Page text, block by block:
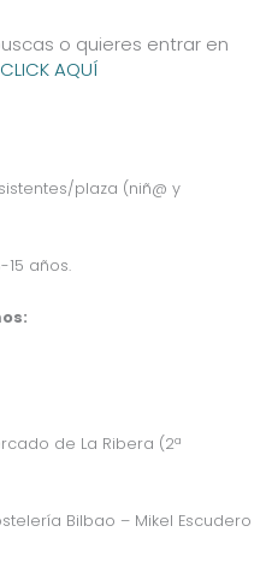
o quieres entrar en
AQUÍ
plaza (niñ@ y
15 años.
de La Ribera (2ª
Bilbao – Mikel Escudero